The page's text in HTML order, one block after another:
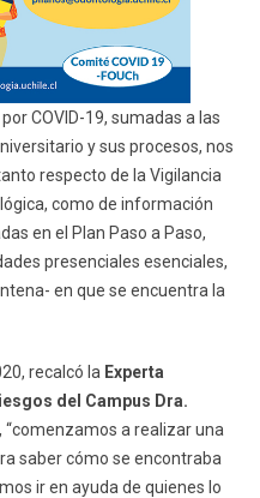
COVID-19, sumadas a las
y sus procesos, nos
respecto de la Vigilancia
como de información
en el Plan Paso a Paso,
presenciales esenciales,
en que se encuentra la
recalcó la Experta
del Campus Dra.
, “comenzamos a realizar una
saber cómo se encontraba
ir en ayuda de quienes lo